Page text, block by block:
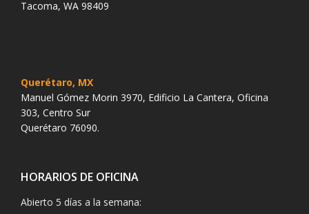
Tacoma, WA 98409
Querétaro, MX
Manuel Gómez Morin 3970, Edificio La Cantera, Oficina
303, Centro Sur
Querétaro 76090.
HORARIOS DE OFICINA
Abierto 5 días a la semana: